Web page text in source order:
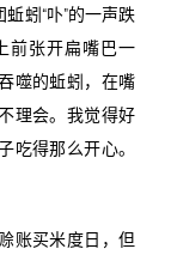
蚓“卟”的一声跌
前张开扁嘴巴一
噬的蚯蚓，在嘴
理会。我觉得好
吃得那么开心。
账买米度日，但